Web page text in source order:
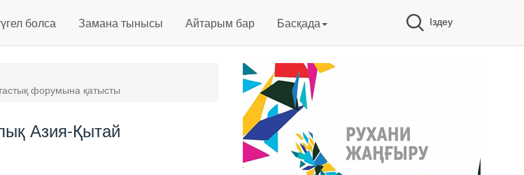
болса Замана тынысы Айтарым бар Басқада Іздеу
форумына қатысты
Азия-Қытай